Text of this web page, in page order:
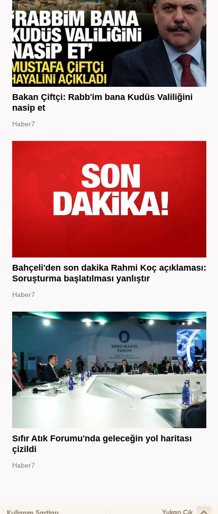
Bakan Çiftçi: Rabb'im bana Kudüs Valiliğini
nasip et
Haber7
Bahçeli'den son dakika Rahmi Koç açıklaması:
Soruşturma başlatılması yanlıştır
Haber7
Sıfır Atık Forumu'nda geleceğin yol haritası
çizildi
Haber7
Yukarı Çık